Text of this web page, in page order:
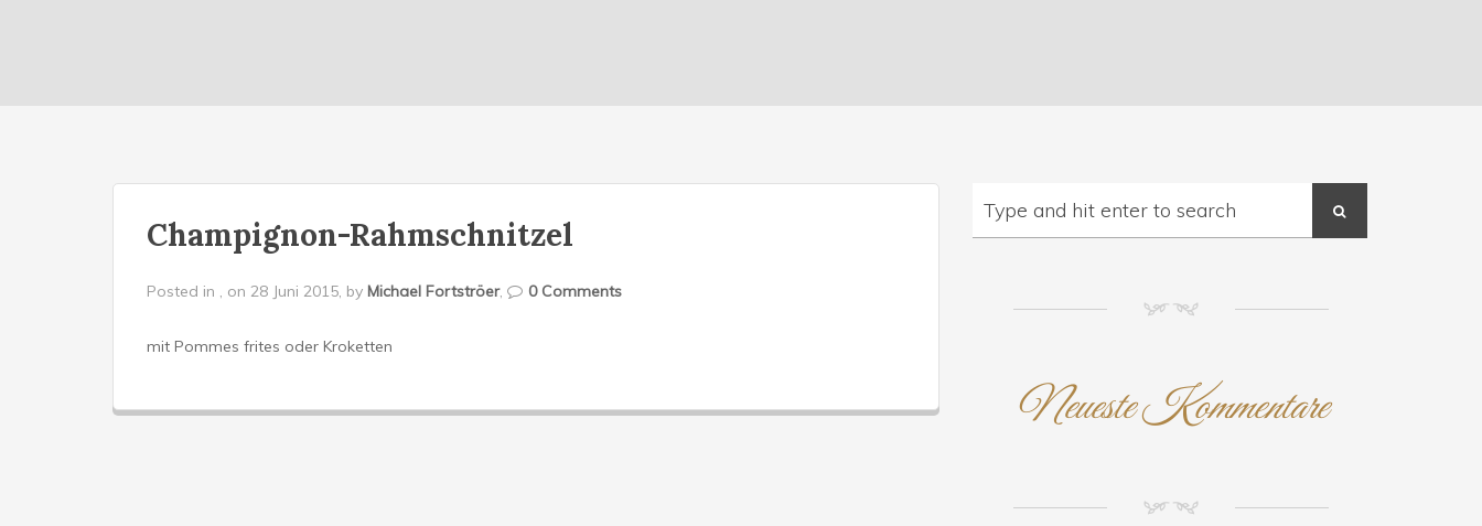
Champignon-Rahmschnitzel
Posted in , on 28 Juni 2015, by Michael Fortströer, 0 Comments
mit Pommes frites oder Kroketten
NM
Neueste Kommentare
NM